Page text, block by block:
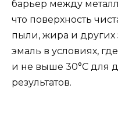
барьер между
что поверхность
пыли, жира и других
эмаль в условиях,
и не выше 30°C для
результатов.